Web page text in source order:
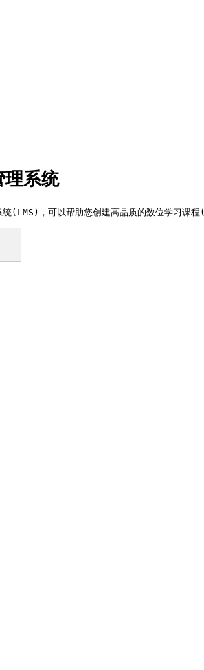
系统
，可以帮助您创建高品质的数位学习课